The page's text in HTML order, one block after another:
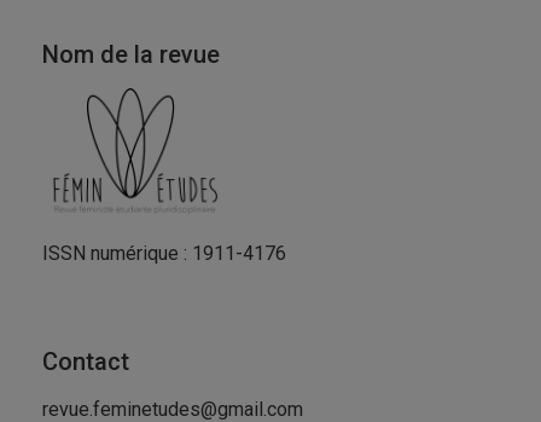
Nom de la revue
ISSN numérique : 1911-4176
Contact
revue.feminetudes@gmail.com